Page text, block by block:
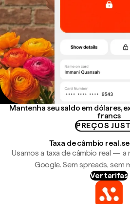
Mantenha seu saldo em dólares,
francs
PREÇOS
Taxa de câmbio real,
Usamos a taxa de câmbio real — a
Google. Sem spreads, sem
Ver tarifas